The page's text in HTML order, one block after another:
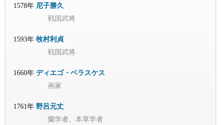
1578年 尼子勝久
戦国武将
1593年 牧村利貞
戦国武将
1660年 ディエゴ・ベラスケス
画家
1761年 野呂元丈
蘭学者、本草学者